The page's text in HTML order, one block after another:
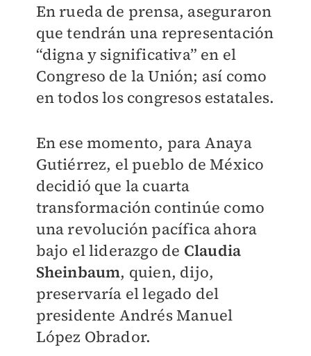
En rueda de prensa, aseguraron
que tendrán una representación
“digna y significativa” en el
Congreso de la Unión; así como
en todos los congresos estatales.
En ese momento, para Anaya
Gutiérrez, el pueblo de México
decidió que la cuarta
transformación continúe como
una revolución pacífica ahora
bajo el liderazgo de Claudia
Sheinbaum, quien, dijo,
preservaría el legado del
presidente Andrés Manuel
López Obrador.